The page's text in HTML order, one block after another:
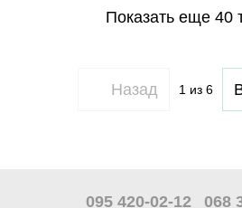
Показать еще 40
Назад 1из 6
095 420-02-12 068